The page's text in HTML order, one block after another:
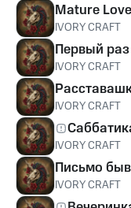
Mature Love
IVORY CRAFT
Первый раз
IVORY CRAFT
IVORY CRAFT
IVORY CRAFT
Письмо
IVORY CRAFT